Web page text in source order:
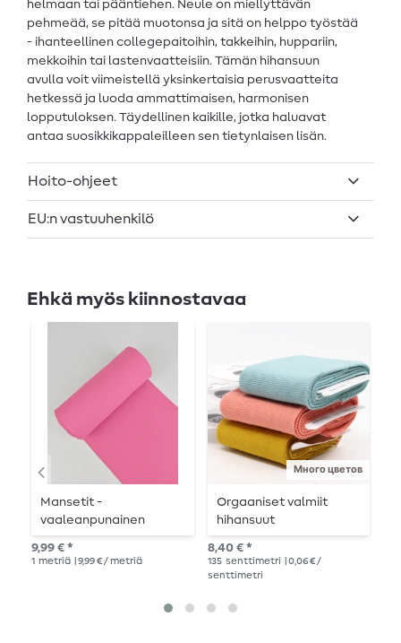
helmaan tai pääntiehen. Neule on miellyttävän
pehmeää, se pitää muotonsa ja sitä on helppo työstää
- ihanteellinen collegepaitoihin, takkeihin, huppariin,
mekkoihin tai lastenvaatteisiin. Tämän hihansuun
avulla voit viimeistellä yksinkertaisia perusvaatteita
hetkessä ja luoda ammattimaisen, harmonisen
lopputuloksen. Täydellinen kaikille, jotka haluavat
antaa suosikkikappaleilleen sen tietynlaisen lisän.
Hoito-ohjeet
EU:n vastuuhenkilö
Ehkä myös kiinnostavaa
Mansetit -
vaaleanpunainen
9,99 € *
1 metriä | 9,99 € / metriä
Много цветов
Orgaaniset valmiit
hihansuut
8,40 € *
135 senttimetri
| 0,06 € /
senttimetri